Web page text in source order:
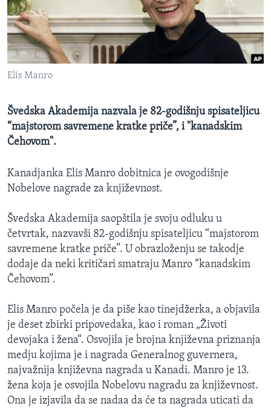
SPORT
INTERVJU
Elis Manro
Švedska Akademija nazvala je 82-godišnju spisateljicu
“majstorom savremene kratke priče”, i "kanadskim
Čehovom".
Kanadjanka Elis Manro dobitnica je ovogodišnje
Nobelove nagrade za književnost.
Švedska Akademija saopštila je svoju odluku u
četvrtak, nazvavši 82-godišnju spisateljicu “majstorom
savremene kratke priče”. U obrazloženju se takodje
dodaje da neki kritičari smatraju Manro “kanadskim
Čehovom”.
Elis Manro počela je da piše kao tinejdžerka, a objavila
je deset zbirki pripovedaka, kao i roman „Životi
devojaka i žena“. Osvojila je brojna književna priznanja
medju kojima je i nagrada Generalnog guvernera,
najvažnija književna nagrada u Kanadi. Manro je 13.
žena koja je osvojila Nobelovu nagradu za književnost.
Ona je izjavila da se nadaa da će ta nagrada uticati da